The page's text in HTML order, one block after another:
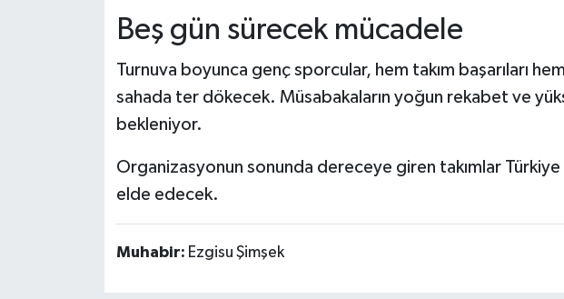
Beş gün sürecek mücadele
Turnuva boyunca genç sporcular, hem takım başarıları
sahada ter dökecek. Müsabakaların yoğun rekabet ve
bekleniyor.
Organizasyonun sonunda dereceye giren takımlar Türkiye
elde edecek.
Muhabir: Ezgisu Şimşek